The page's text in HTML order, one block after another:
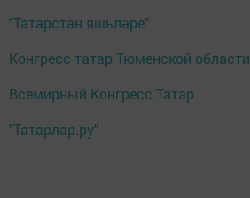
"Татарстан яшьләре"
Конгресс татар Тюменской области
Всемирный Конгресс Татар
"Татарлар.ру"